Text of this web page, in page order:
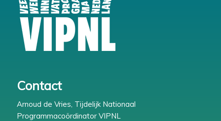
Contact
Arnoud de Vries, Tijdelijk Nationaal
Programmacoördinator VIPNL